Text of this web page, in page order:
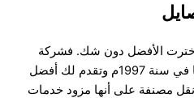
اخترت الأفضل دون شك. فشركة
أصايل هي شركة نقل تم تأسيسها في سنة 1997م وتقدم لك أفضل
مصنفة على أنها مزود خدمات